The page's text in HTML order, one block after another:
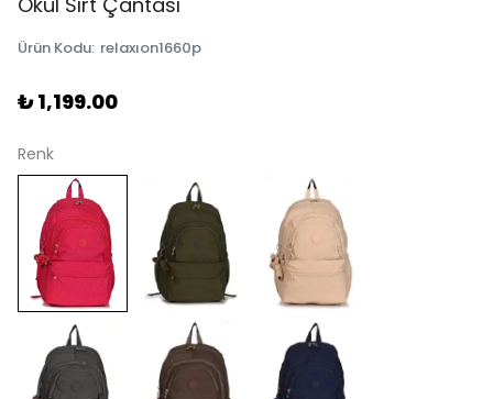
Ürün Kodu: relaxıon1660p
₺ 1,199.00
Renk